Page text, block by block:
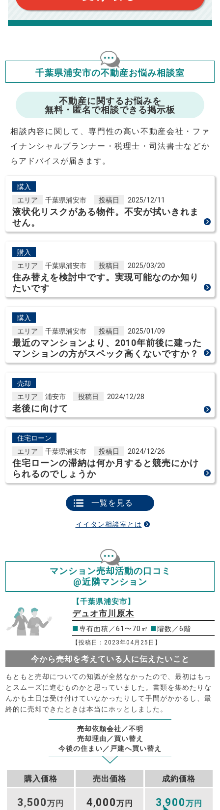
このシミュレーターでの結果は、お借り入れを保証するものでは
ありません。
このシミュレーターをご利用された方の、いかなる損害について
ますが、お借り入れの際に各金融機関にご相談ください。
会員マイページでは
修繕費・管理費の計算もできます
千葉県浦安市の不動産お悩み相談室
不動産に関するお悩みを
無料・匿名で相談できる掲示板
相談内容に関して、専門性の高い不動産会社・ファ
イナンシャルプランナー・税理士・司法書士などか
らアドバイスが届きます。
購入
エリア
千葉県浦安市 投稿日 2025/12/11
液状化リスクがある物件。不安が拭いきれま
せん。
購入
エリア
千葉県浦安市 投稿日 2025/03/20
住み替えを検討中です。実現可能なのか知り
たいです
購入
エリア
千葉県浦安市 投稿日 2025/01/09
最近のマンションより、2010年前後に建った
マンションの方がスペック高くないですか？
売却
エリア
浦安市 投稿日 2024/12/28
老後に向けて
住宅ローン
エリア
千葉県浦安市 投稿日 2024/12/26
住宅ローンの滞納は何か月すると競売にかけ
られるのでしょうか
一覧を見る
イイタン相談室とは
マンション売却活動の口コミ
@近隣マンション
【千葉県浦安市】
デュオ市川原木
■専有面積／61〜70㎡ ■階数／6階
【投稿日：2023年04月25日】
今から売却を考えている人に伝えたいこと
もともと売却についての知識が全然なかったので、最初はもっ
とスムーズに進むものかと思っていました。書類を集めたりな
んかも土日は受け付けていなかったりして手間がかかるし、最
終的に売却できたときは本当にホッとしました。
売却依頼会社／不明
売却理由／買い替え
今後の住まい／戸建へ買い替え
購入価格 売出価格 成約価格
3 ,500万円 4,000万円 3 ,900万円